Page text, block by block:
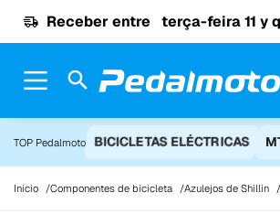
Receber entre terça-feira 11 y
TOP Pedalmoto BICICLETAS ELÉCTRICAS
Início Componentes de bicicleta Azulejos de Shillin